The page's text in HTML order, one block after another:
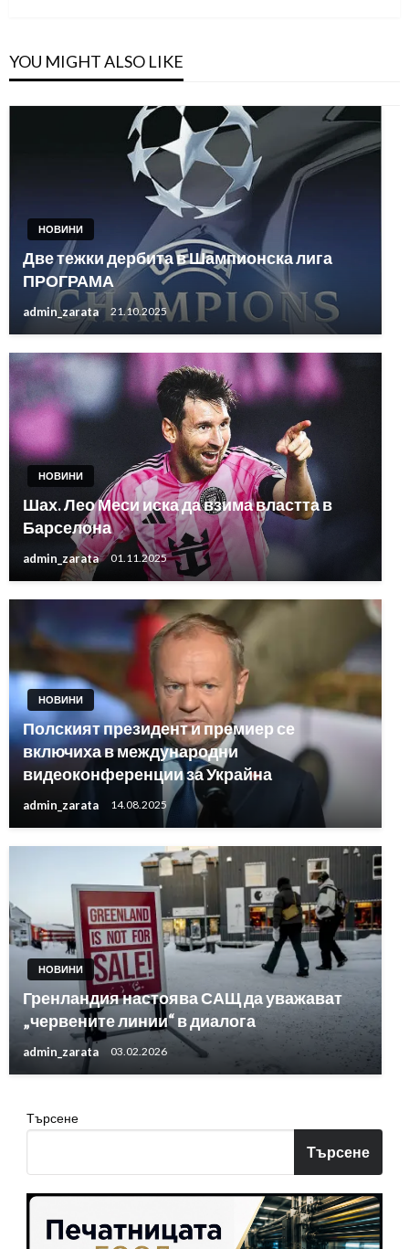
YOU MIGHT ALSO LIKE
НОВИНИ
Две тежки дербита в Шампионска лига
ПРОГРАМА
admin_zarata 21.10.2025
НОВИНИ
Шах. Лео Меси иска да взима властта в
Барселона
admin_zarata 01.11.2025
НОВИНИ
Полският президент и премиер се
включиха в международни
видеоконференции за Украйна
admin_zarata 14.08.2025
НОВИНИ
Гренландия настоява САЩ да уважават
„червените линии“ в диалога
admin_zarata 03.02.2026
Търсене
Търсене